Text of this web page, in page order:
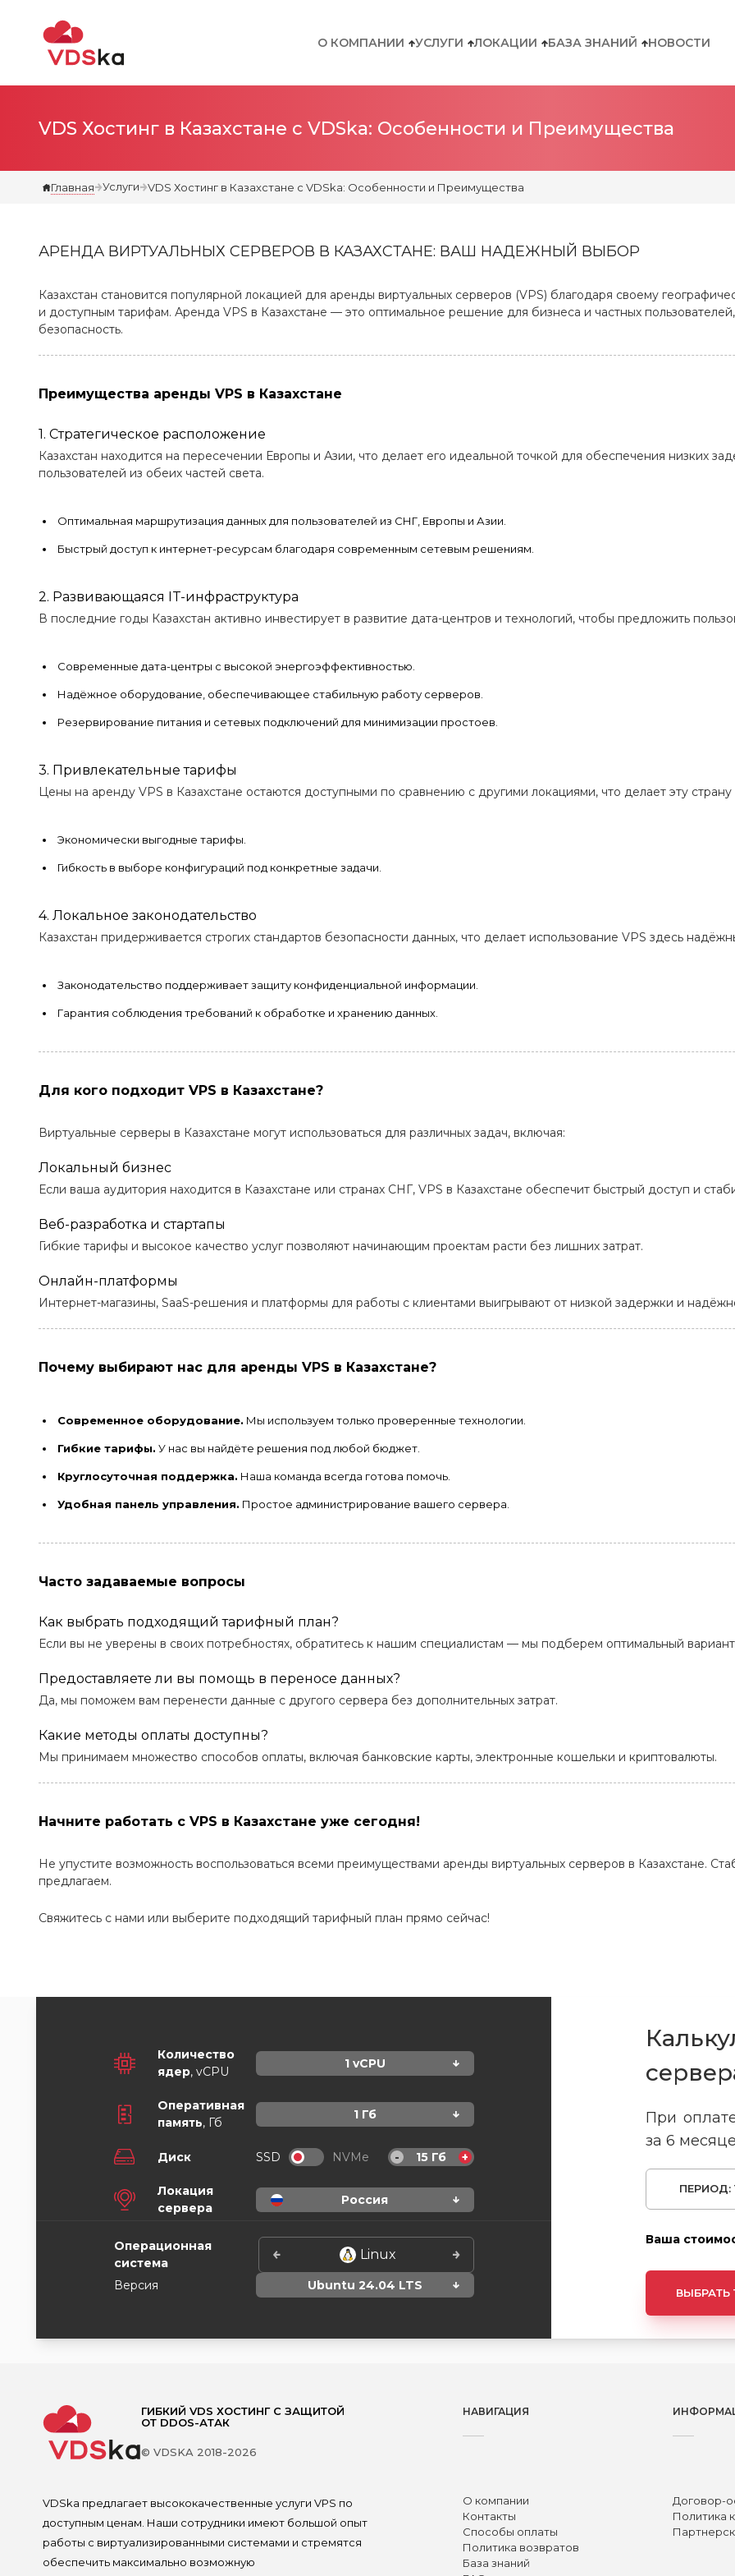
О КОМПАНИИ УСЛУГИ ЛОКАЦИИ БАЗА ЗНАНИЙ НОВОСТИ
VDS Хостинг в Казахстане с VDSka: Особенности и Преимущества
Главная Услуги VDS Хостинг в Казахстане с VDSka: Особенности и Преимущества
АРЕНДА ВИРТУАЛЬНЫХ СЕРВЕРОВ В КАЗАХСТАНЕ: ВАШ НАДЕЖНЫЙ ВЫБОР
Казахстан становится популярной локацией для аренды виртуальных серверов (VPS) благодаря своему
и доступным тарифам. Аренда VPS в Казахстане — это оптимальное решение для бизнеса и частных
безопасность.
Преимущества аренды VPS в Казахстане
1. Стратегическое расположение
Казахстан находится на пересечении Европы и Азии, что делает его идеальной точкой для обеспечения низких
пользователей из обеих частей света.
Оптимальная маршрутизация данных для пользователей из СНГ, Европы и Азии.
Быстрый доступ к интернет-ресурсам благодаря современным сетевым решениям.
2. Развивающаяся IT-инфраструктура
В последние годы Казахстан активно инвестирует в развитие дата-центров и технологий, чтобы предложить
Современные дата-центры с высокой энергоэффективностью.
Надёжное оборудование, обеспечивающее стабильную работу серверов.
Резервирование питания и сетевых подключений для минимизации простоев.
3. Привлекательные тарифы
Цены на аренду VPS в Казахстане остаются доступными по сравнению с другими локациями, что делает эту
Экономически выгодные тарифы.
Гибкость в выборе конфигураций под конкретные задачи.
4. Локальное законодательство
Казахстан придерживается строгих стандартов безопасности данных, что делает использование VPS здесь
Законодательство поддерживает защиту конфиденциальной информации.
Гарантия соблюдения требований к обработке и хранению данных.
Для кого подходит VPS в Казахстане?
Виртуальные серверы в Казахстане могут использоваться для различных задач, включая:
Локальный бизнес
Если ваша аудитория находится в Казахстане или странах СНГ, VPS в Казахстане обеспечит быстрый доступ и
Веб-разработка и стартапы
Гибкие тарифы и высокое качество услуг позволяют начинающим проектам расти без лишних затрат.
Онлайн-платформы
Интернет-магазины, SaaS-решения и платформы для работы с клиентами выигрывают от низкой задержки и
Почему выбирают нас для аренды VPS в Казахстане?
Современное оборудование. Мы используем только проверенные технологии.
Гибкие тарифы. У нас вы найдёте решения под любой бюджет.
Круглосуточная поддержка. Наша команда всегда готова помочь.
Удобная панель управления. Простое администрирование вашего сервера.
Часто задаваемые вопросы
Как выбрать подходящий тарифный план?
Если вы не уверены в своих потребностях, обратитесь к нашим специалистам — мы подберем оптимальный
Предоставляете ли вы помощь в переносе данных?
Да, мы поможем вам перенести данные с другого сервера без дополнительных затрат.
Какие методы оплаты доступны?
Мы принимаем множество способов оплаты, включая банковские карты, электронные кошельки и криптовалюты.
Начните работать с VPS в Казахстане уже сегодня!
Не упустите возможность воспользоваться всеми преимуществами аренды виртуальных серверов в Казахстане.
предлагаем.
Свяжитесь с нами или выберите подходящий тарифный план прямо сейчас!
Количество
ядер, vCPU
1vCPU
Оперативная
память, Гб
1 Гб
Диск SSD NVMe - 15 Гб +
Локация
сервера
Россия
Операционная
система
Linux
Версия Ubuntu 24.04 LTS
При
за 6
ПЕРИОД:
Ваша
ВЫБРАТЬ
ГИБКИЙ VDS ХОСТИНГ С ЗАЩИТОЙ
ОТ DDOS-АТАК
© VDSKA 2018-2026
НАВИГАЦИЯ
VDSka предлагает высококачественные услуги VPS по
доступным ценам. Наши сотрудники имеют большой опыт
работы с виртуализированными системами и стремятся
обеспечить максимально возможную
О компании
Контакты
Способы оплаты
Политика возвратов
База знаний
Договор-
Политика